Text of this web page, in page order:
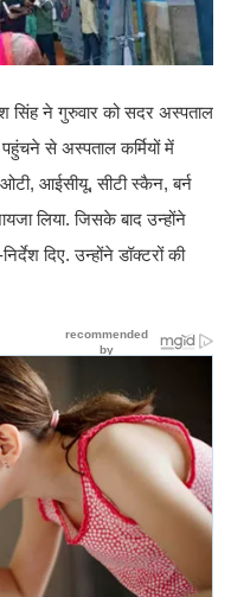
सिंह ने गुरुवार को सदर अस्पताल
से अस्पताल कर्मियों में
आईसीयू, सीटी स्कैन, बर्न
लिया. जिसके बाद उन्होंने
दिए. उन्होंने डॉक्टरों की